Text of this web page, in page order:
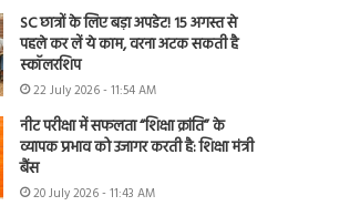
SC छात्रों के लिए बड़ा अपडेट! 15 अगस्त से
पहले कर लें ये काम, वरना अटक सकती है
स्कॉलरशिप
22 July 2026 - 11:54 AM
नीट परीक्षा में सफलता “शिक्षा क्रांति” के
व्यापक प्रभाव को उजागर करती है: शिक्षा मंत्री
बैंस
20 July 2026 - 11:43 AM